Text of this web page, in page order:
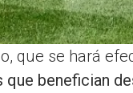
que se hará
benefician